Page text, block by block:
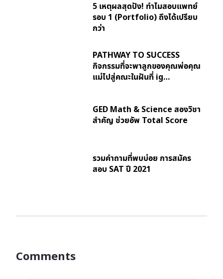
5 เหตุผลสุดปัง! ทำไมสอบแพทย์
รอบ 1 (Portfolio) ถึงได้เปรียบ
กว่า
PATHWAY TO SUCCESS
กิจกรรมที่จะพาลูกของคุณพ่อคุณ
แม่ไปสู่คณะในฝันที่ ig…
GED Math & Science สองวิชา
สำคัญ ช่วยอัพ Total Score
รวมคำถามที่พบบ่อย การสมัคร
สอบ SAT ปี 2021
Comments